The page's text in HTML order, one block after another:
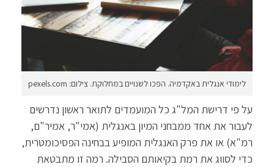
לימודי אנגלית באקדמיה. הפכו לשנויים במחלוקת. צילום: pexels.com
על פי דרישת המל"ג כל המועמדים לתואר ראשון נדרשים
לעבור את אחד ממבחני המיון באנגלית (אמי"ר, אמיר"ם,
רמ"א) או את פרק האנגלית המופיע בבחינה הפסיכומטרית,
כדי לסווג את רמת בקיאותם הסבילה. רמה זו מתבטאת